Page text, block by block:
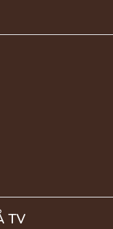
TV